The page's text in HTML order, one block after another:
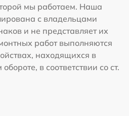
мы работаем. Наша
с владельцами
и не представляет их
работ выполняются
находящихся в
в соответствии со ст.